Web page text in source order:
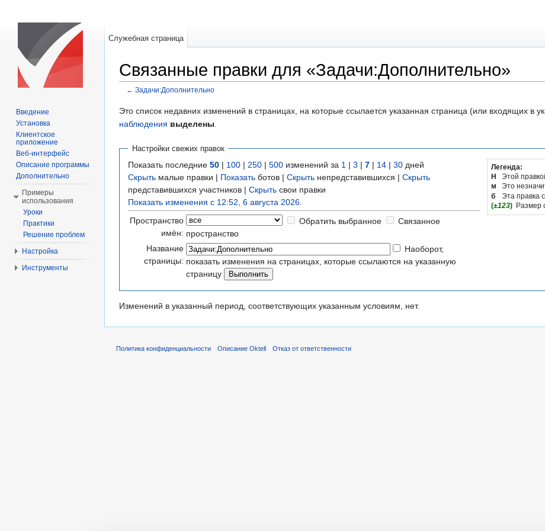
Связанные правки для «Задачи:Дополнительно»
← Задачи:Дополнительно
Это список недавних изменений в страницах, на которые ссылается указанная страница (или входящих в
наблюдения выделены
Настройки свежих правок
Легенда:
Н
Этой
м
Это
б
Эта правка
(±123) Размер
Показать последние 50 | 100 | 250 | 500 изменений за 1 | 3 | 7 | 14 | 30 дней
Скрыть малые правки | Показать ботов | Скрыть непредставившихся | Скрыть
представившихся участников | Скрыть свои правки
Показать изменения с 12:52, 6 августа 2026.
Пространство
имён:
Обратить выбранное
Связанное
пространство
Название
страницы:
Наоборот,
показать изменения на страницах, которые ссылаются на указанную
страницу
Изменений в указанный период, соответствующих указанным условиям, нет.
Служебная страница
Введение
Установка
Клиентское
приложение
Веб-интерфейс
Описание программы
Дополнительно
Примеры
использования
Уроки
Практики
Решение проблем
Настройка
Инструменты
Политика конфиденциальности Описание Oktell Отказ от ответственности